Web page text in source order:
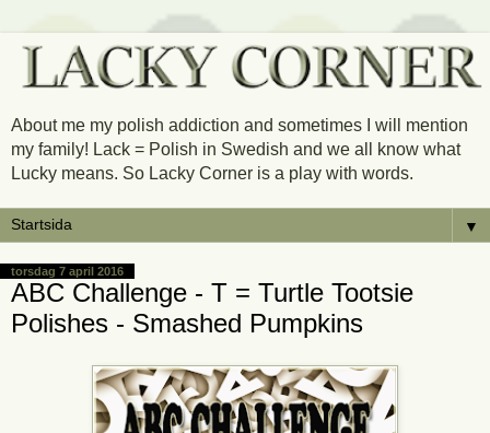
About me my polish addiction and sometimes I will mention
my family! Lack = Polish in Swedish and we all know what
Lucky means. So Lacky Corner is a play with words.
▼
torsdag 7 april 2016
ABC Challenge - T = Turtle Tootsie
Polishes - Smashed Pumpkins